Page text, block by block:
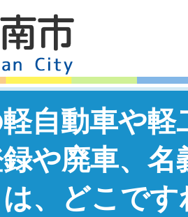
自動車や軽
や廃車、名
、どこで